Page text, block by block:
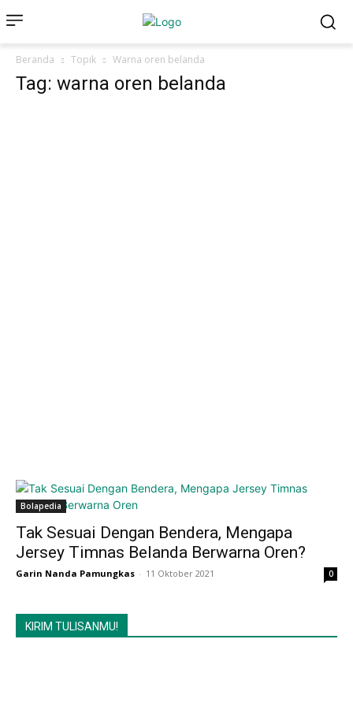
Beranda Topik Warna oren belanda
Tag: warna oren belanda
Bolapedia
Tak Sesuai Dengan Bendera, Mengapa
Jersey Timnas Belanda Berwarna Oren?
Garin Nanda Pamungkas - 11 Oktober 2021 0
KIRIM TULISANMU!